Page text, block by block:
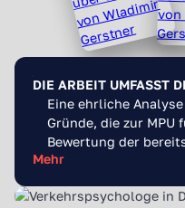
DIE ARBEIT UMFASST
Eine ehrliche
Gründe, die zur MPU
Bewertung der
und ihrer Bedeutung
realistischen
Mehr